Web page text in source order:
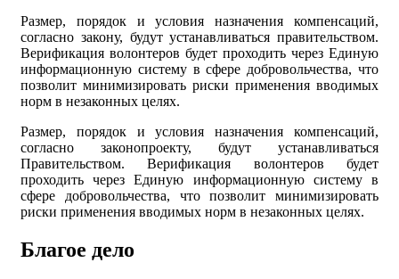
Размер, порядок и условия назначения компенсаций,
согласно закону, будут устанавливаться правительством.
Верификация волонтеров будет проходить через Единую
информационную систему в сфере добровольчества, что
позволит минимизировать риски применения вводимых
норм в незаконных целях.
Размер, порядок и условия назначения компенсаций,
согласно законопроекту, будут устанавливаться
Правительством. Верификация волонтеров будет
проходить через Единую информационную систему в
сфере добровольчества, что позволит минимизировать
риски применения вводимых норм в незаконных целях.
Благое дело